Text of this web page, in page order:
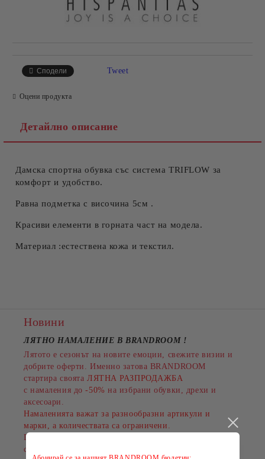
Сподели Tweet
Оцени продукта
Детайлно описание
Дамска спортна обувка със система TRIFLOW за
комфорт и удобство.
Равна подметка с височина 5см .
Красиви елементи в горната част на модела.
Материал :естествена кожа и текстил.
Новини
ЛЯТНО НАМАЛЕНИЕ В BRANDROOM !
Лятото е сезонът на новите емоции, свежите визии и
добрите оферти. Именно затова BRANDROOM
стартира своята ЛЯТНА РАЗПРОДАЖБА
с намаления до -50% на избрани обувки, дрехи и
аксесоари.
Намаленията важат за разнообразни артикули и
марки, а количествата са ограничени.
Пазарувайте сега и подарете на лятото си повече
стил на по-добра цена!